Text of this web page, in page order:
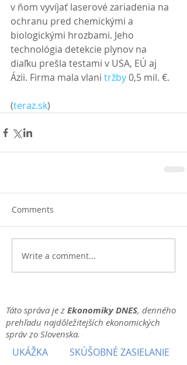
v ňom vyvíjať laserové zariadenia na
ochranu pred chemickými a
biologickými hrozbami. Jeho
technológia detekcie plynov na
diaľku prešla testami v USA, EÚ aj
Ázii. Firma mala vlani tržby 0,5 mil. €.
(teraz.sk)
Comments
Write a comment...
Táto správa je z Ekonomiky DNES, denného
prehľadu najdôležitejších ekonomických
správ zo Slovenska.
UKÁŽKA SKÚŠOBNÉ ZASIELANIE